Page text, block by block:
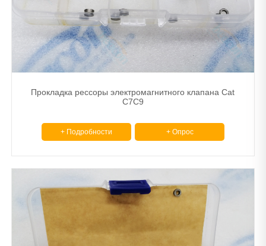
Прокладка рессоры электромагнитного клапана Cat
C7C9
+ Подробности + Опрос